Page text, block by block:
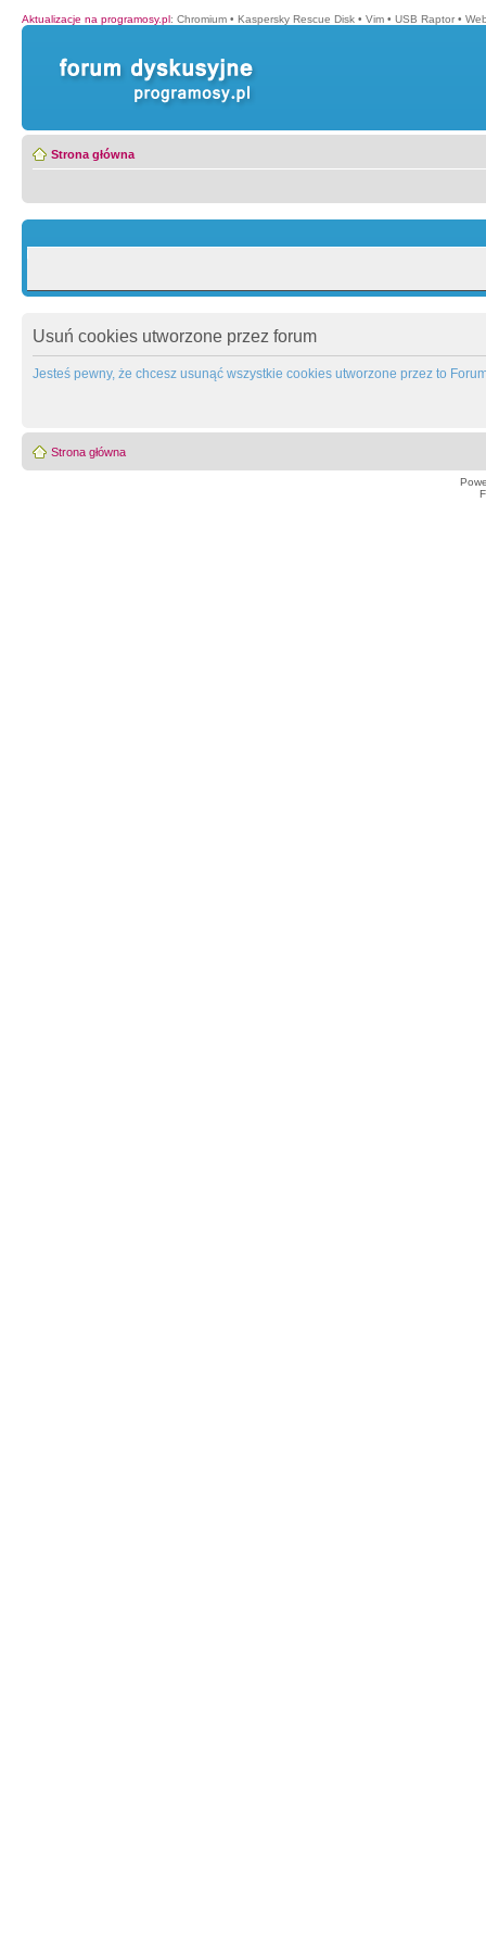
Aktualizacje na programosy.pl: Chromium • Kaspersky Rescue Disk • Vim • USB Raptor •
Strona główna
Usuń cookies utworzone przez forum
Jesteś pewny, że chcesz usunąć wszystkie cookies utworzone przez to
Strona główna